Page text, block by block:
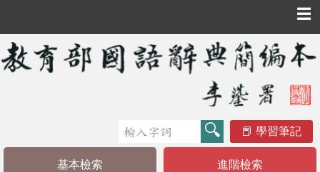
☰
學習筆記
基本檢索 進階檢索